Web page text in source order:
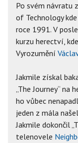
Po svém návratu
of Technology
roce 1991. V
kurzu herectví,
Vyrozumění
Jakmile získal
„The Journey“ na
ho vůbec
jeden z mála
Jakmile dokončil
telenovele